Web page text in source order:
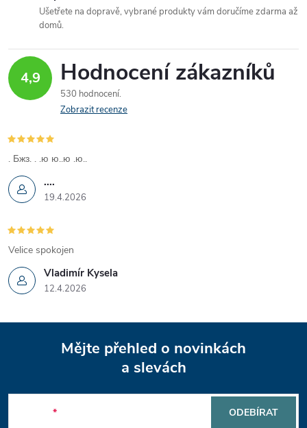
p
r
k
y
v
ý
p
i
s
u
Ušetřete na dopravě, vybrané produkty vám doručíme zdarma až
domů.
4,9 Hodnocení zákazníků
530 hodnocení
Zobrazit recenze
....
19.4.2026
. Бжз. . .ю ю..ю .ю..
Vladimír Kysela
12.4.2026
Velice spokojen
Mějte přehled o novinkách
a slevách
ODEBÍRAT